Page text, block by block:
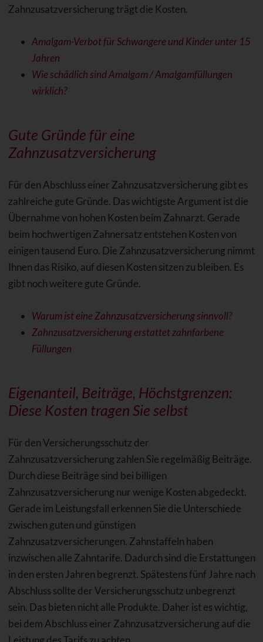
Zahnzusatzversicherung trägt die Kosten.
Amalgam-Verbot für Schwangere und Kinder unter 15
Jahren
Wie schädlich sind Amalgam / Amalgamfüllungen
wirklich?
Gute Gründe für eine
Zahnzusatzversicherung
Für den Abschluss einer Zahnzusatzversicherung gibt es
zahlreiche gute Gründe. Das wichtigste Argument ist die
Übernahme von hohen Kosten beim Zahnarzt. Gerade
beim hochwertigen Zahnersatz entstehen Kosten von
einigen tausend Euro. Die Zahnzusatzversicherung nimmt
Ihnen das Risiko, auf diesen Kosten sitzen zu bleiben. Es
gibt noch weitere gute Gründe.
Warum ist eine Zahnzusatzversicherung sinnvoll?
Zahnzusatzversicherung erstattet zahnfarbene
Füllungen
Eigenanteil, Beiträge, Höchstgrenzen:
Diese Kosten tragen Sie selbst
Für den Versicherungsschutz der
Zahnzusatzversicherung zahlen Sie regelmäßig Beiträge.
Durch diese Beiträge sind bei billigen
Zahnzusatzversicherung nur wenige Kosten abgedeckt.
Gerade im Leistungsfall erkennen Sie die Unterschiede
zwischen guten und günstigen
Zahnzusatzversicherungen. Zahnstaffeln haben
inzwischen alle Zahntarife. Dadurch sind die Erstattungen
in den ersten Jahren begrenzt. Spätestens fünf Jahre nach
Abschluss sollte der Versicherungsschutz unbegrenzt
sein. Das bieten nicht alle Produkte. Daher ist es wichtig,
bei dem Abschluss einer Zahnzusatzversicherung auf die